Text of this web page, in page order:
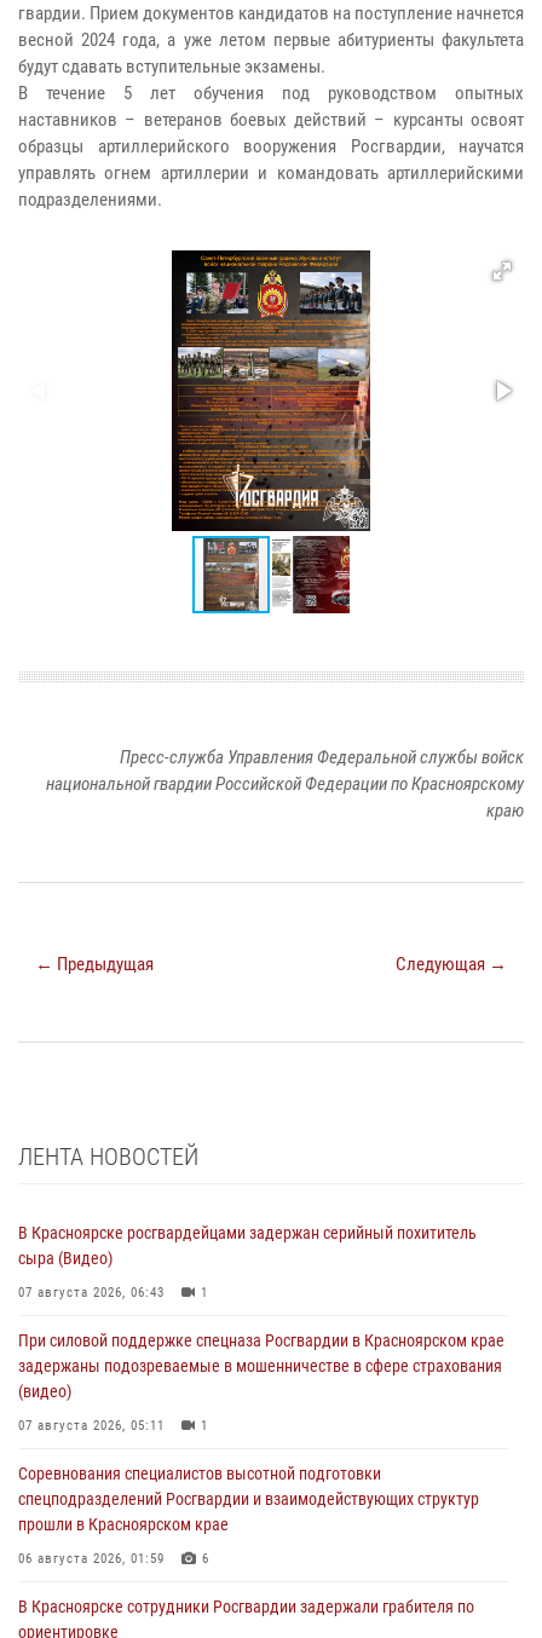
гвардии. Прием документов кандидатов на поступление начнется
весной 2024 года, а уже летом первые абитуриенты факультета
будут сдавать вступительные экзамены.
В течение 5 лет обучения под руководством опытных
наставников – ветеранов боевых действий – курсанты освоят
образцы артиллерийского вооружения Росгвардии, научатся
управлять огнем артиллерии и командовать артиллерийскими
подразделениями.
Пресс-служба Управления Федеральной службы войск
национальной гвардии Российской Федерации по Красноярскому
краю
← Предыдущая Следующая →
ЛЕНТА НОВОСТЕЙ
В Красноярске росгвардейцами задержан серийный похититель
сыра (Видео)
07 августа 2026, 06:43 1
При силовой поддержке спецназа Росгвардии в Красноярском крае
задержаны подозреваемые в мошенничестве в сфере страхования
(видео)
07 августа 2026, 05:11 1
Соревнования специалистов высотной подготовки
спецподразделений Росгвардии и взаимодействующих структур
прошли в Красноярском крае
06 августа 2026, 01:59 6
В Красноярске сотрудники Росгвардии задержали грабителя по
ориентировке